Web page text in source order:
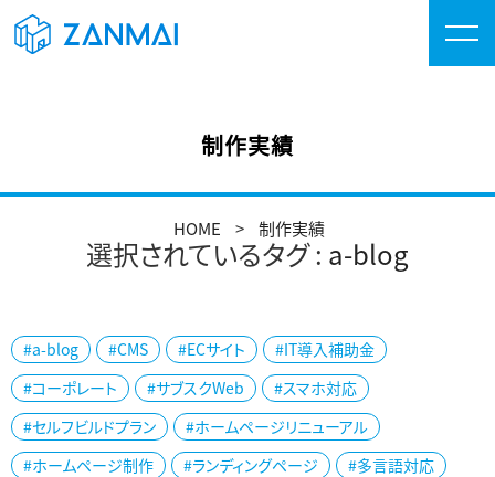
制作実績
HOME 制作実績
選択されているタグ : a-blog
#a-blog #CMS #ECサイト
#IT導入補助金
#コーポレート
#サブスクWeb
#スマホ対応
#セルフビルドプラン
#ホームページリニューアル
#ホームページ制作
#ランディングページ
#多言語対応